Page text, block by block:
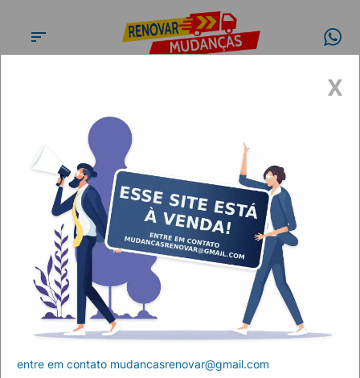
Conheça a
Renovar
Mudanças
X
entre em contato mudancasrenovar@gmail.com